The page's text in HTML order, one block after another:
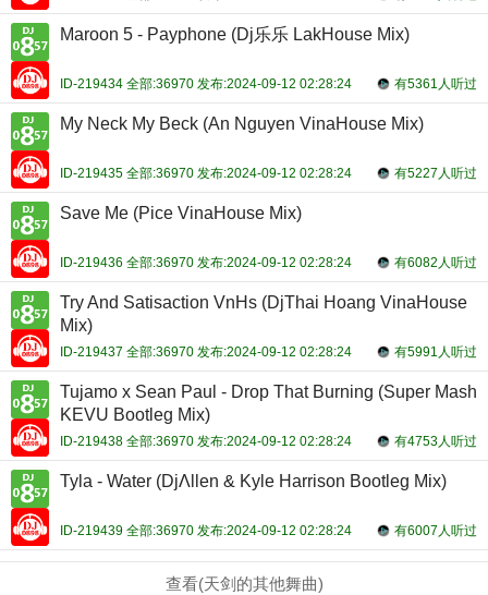
Maroon 5 - Payphone (Dj乐乐 LakHouse Mix)
有5361人听过
ID-219434 全部:36970 发布:2024-09-12 02:28:24
My Neck My Beck (An Nguyen VinaHouse Mix)
有5227人听过
ID-219435 全部:36970 发布:2024-09-12 02:28:24
Save Me (Pice VinaHouse Mix)
有6082人听过
ID-219436 全部:36970 发布:2024-09-12 02:28:24
Try And Satisaction VnHs (DjThai Hoang VinaHouse
Mix)
有5991人听过
ID-219437 全部:36970 发布:2024-09-12 02:28:24
Tujamo x Sean Paul - Drop That Burning (Super Mash
KEVU Bootleg Mix)
有4753人听过
ID-219438 全部:36970 发布:2024-09-12 02:28:24
Tyla - Water (DjΛllen & Kyle Harrison Bootleg Mix)
有6007人听过
ID-219439 全部:36970 发布:2024-09-12 02:28:24
查看(天剑的其他舞曲)